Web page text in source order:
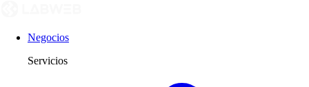
Negocios
Servicios